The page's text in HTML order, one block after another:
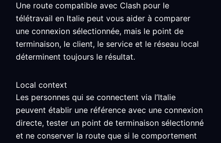
Une route compatible avec Clash pour le
télétravail en Italie peut vous aider à comparer
une connexion sélectionnée, mais le point de
terminaison, le client, le service et le réseau local
déterminent toujours le résultat.
Local context
Les personnes qui se connectent via l’Italie
peuvent établir une référence avec une connexion
directe, tester un point de terminaison sélectionné
et ne conserver la route que si le comportement